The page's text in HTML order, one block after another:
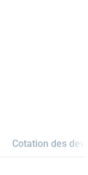
Cotation des